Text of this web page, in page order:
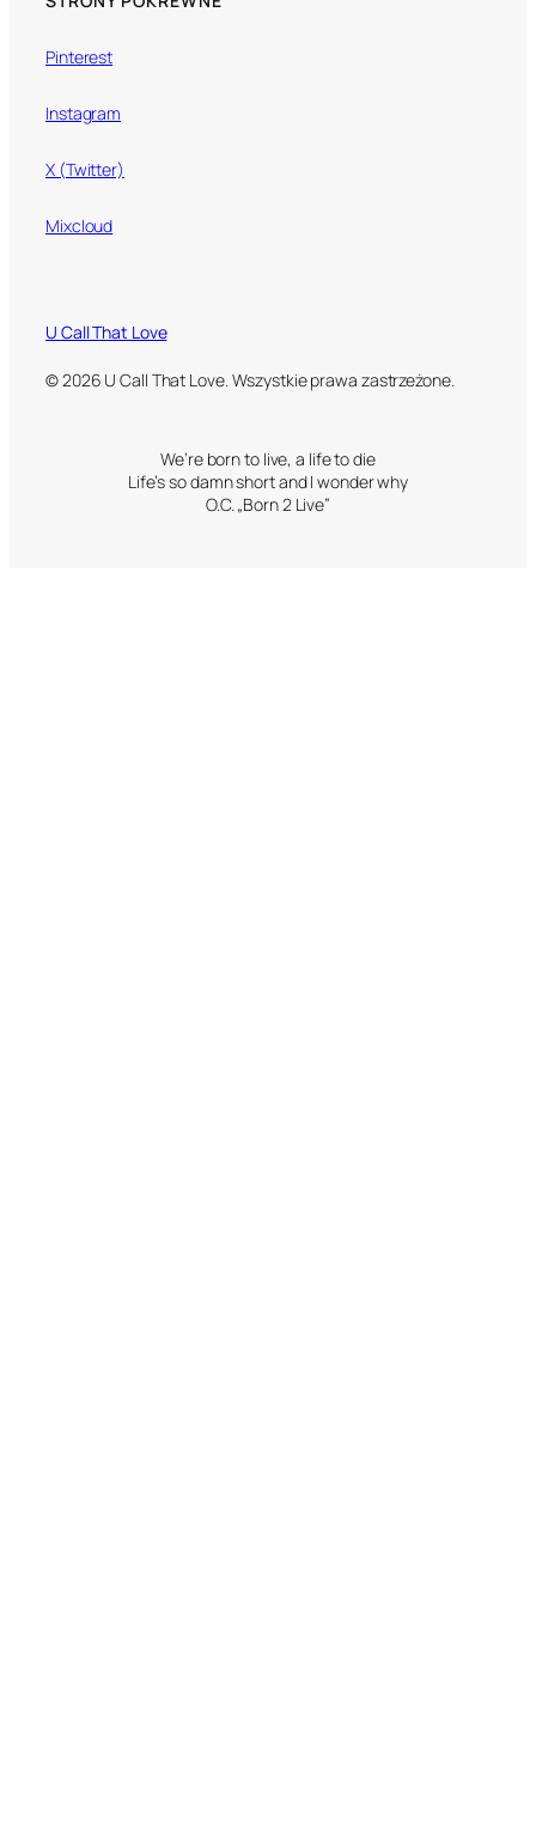
Pinterest
Instagram
X (Twitter)
Mixcloud
U Call That Love
© 2026 U Call That Love. Wszystkie prawa zastrzeżone.
We’re born to live, a life to die
Life’s so damn short and I wonder why
O.C. „Born 2 Live”